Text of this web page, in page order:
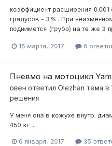
коэффициент расширения
градусов - 3% . При
поднимется (грубо) на те же 3
15 марта, 2017 6
Пневмо на мотоцикл
овен ответил Olezhan тема в
решения
У меня она в кожухе внутр.
450 кг ...
6 января, 2017 35